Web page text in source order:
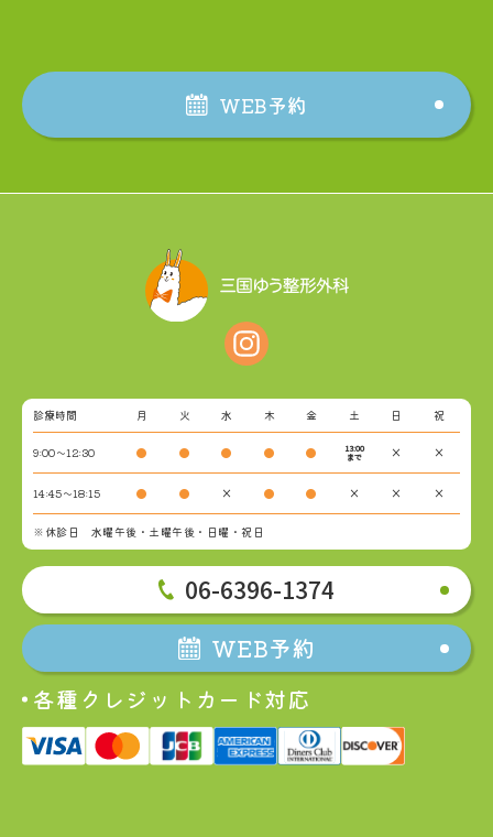
WEB予約
診療時間 月 火 水 木 金 土 日 祝
9:00～12:30 ● ● ● ● ●
13:00
まで
× ×
14:45～18:15 ● ● × ● ● × × ×
※休診日 水曜午後・土曜午後・日曜・祝日
06-6396-1374
WEB予約
各種クレジットカード対応